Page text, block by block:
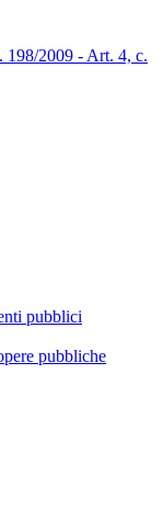
2009 - Art. 4, c.
pubblici
pubbliche